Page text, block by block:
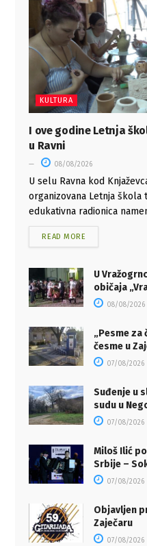
KULTURA
I ove godine Letnja
u Ravni
08/08/2026
U selu Ravna kod
organizovana Letnja škola
edukativna radionica
READ MORE
U
običaja
08/08/2026
„Pesme za
česme u
07/08/2026
Suđenje u
sudu u
07/08/2026
Miloš Ilić
Srbije –
07/08/2026
Objavljen
Zaječaru
07/08/2026